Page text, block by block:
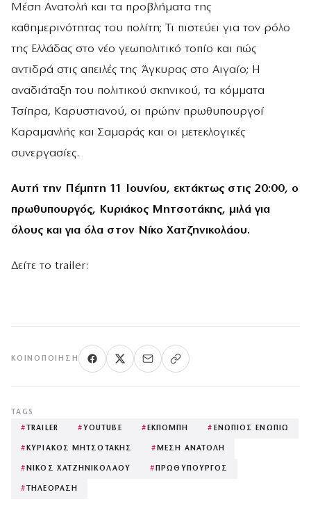
Μέση Ανατολή και τα προβλήματα της
καθημερινότητας του πολίτη; Τι πιστεύει για τον ρόλο
της Ελλάδας στο νέο γεωπολιτικό τοπίο και πώς
αντιδρά στις απειλές της Άγκυρας στο Αιγαίο; Η
αναδιάταξη του πολιτικού σκηνικού, τα κόμματα
Τσίπρα, Καρυστιανού, οι πρώην πρωθυπουργοί
Καραμανλής και Σαμαράς και οι μετεκλογικές
συνεργασίες.
Αυτή την Πέμπτη 11 Ιουνίου, εκτάκτως στις 20:00, ο
πρωθυπουργός, Κυριάκος Μητσοτάκης, μιλά για
όλους και για όλα στον Νίκο Χατζηνικολάου.
Δείτε το trailer:
ΚΟΙΝΟΠΟΊΗΣΗ
TAGS
# TRAILER # YOUTUBE # ΕΚΠΟΜΠΗ # ΕΝΩΠΙΟΣ ΕΝΩΠΙΩ
# ΚΥΡΙΑΚΟΣ ΜΗΤΣΟΤΑΚΗΣ # ΜΕΣΗ ΑΝΑΤΟΛΗ
# ΝΙΚΟΣ ΧΑΤΖΗΝΙΚΟΛΑΟΥ # ΠΡΩΘΥΠΟΥΡΓΟΣ
# ΤΗΛΕΟΡΑΣΗ